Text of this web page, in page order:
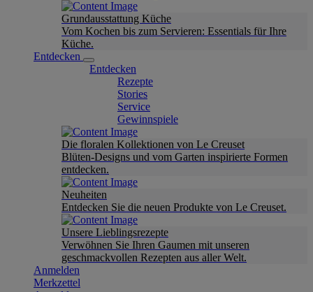
Grundausstattung Küche
Vom Kochen bis zum Servieren: Essentials für Ihre
Küche.
Entdecken
Entdecken
Rezepte
Stories
Service
Gewinnspiele
Die floralen Kollektionen von Le Creuset
Blüten-Designs und vom Garten inspirierte Formen
entdecken.
Neuheiten
Entdecken Sie die neuen Produkte von Le Creuset.
Unsere Lieblingsrezepte
Verwöhnen Sie Ihren Gaumen mit unseren
geschmackvollen Rezepten aus aller Welt.
Anmelden
Merkzettel